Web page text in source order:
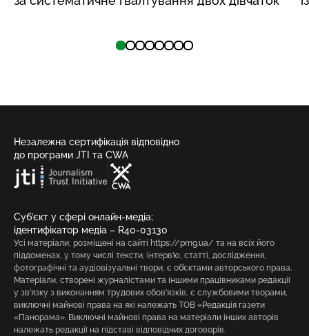
Незалежна сертифікація відповідно
до програми JTI та CWA
Суб’єкт у сфері онлайн-медіа;
ідентифікатор медіа – R40-03130
Усі матеріали, розміщені на сайті https://pmg.ua/ та на всіх його
піддоменах, у тому числі тексти, інтерв’ю, статті, дослідження,
фотографічні та аудіовізуальні твори, є об’єктами авторського права.
Матеріали, створені журналістами та іншими працівниками редакції
у зв’язку з виконанням трудових обов’язків, є службовими творами,
виключні майнові права на які належать ТОВ «Редакція газети
«Панорама». Виключні майнові права на матеріали інших авторів
належать редакції на підставі відповідних договорів.